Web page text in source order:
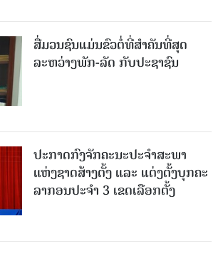
ສື່ມວນຊົນແມ່ນຂົວຕໍ່ທີ່ສໍາຄັນທີ່ສຸດ
ລະຫວ່າງພັກ-ລັດ ກັບປະຊາຊົນ
ປະກາດກົງຈັກຄະນະປະຈໍາສະພາ
ແຫ່ງຊາດສ້າງຕັ້ງ ແລະ ແຕ່ງຕັ້ງບຸກຄະ
ລາກອນປະຈໍາ 3 ເຂດເລືອກຕັ້ງ